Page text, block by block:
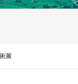
展